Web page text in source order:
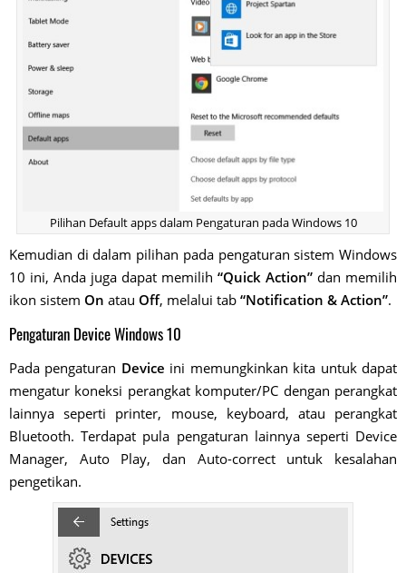
Pilihan Default apps dalam Pengaturan pada Windows 10
Kemudian di dalam pilihan pada pengaturan sistem Windows
10 ini, Anda juga dapat memilih “Quick Action” dan memilih
ikon sistem On atau Off, melalui tab “Notification & Action”.
Pengaturan Device Windows 10
Pada pengaturan Device ini memungkinkan kita untuk dapat
mengatur koneksi perangkat komputer/PC dengan perangkat
lainnya seperti printer, mouse, keyboard, atau perangkat
Bluetooth. Terdapat pula pengaturan lainnya seperti Device
Manager, Auto Play, dan Auto-correct untuk kesalahan
pengetikan.